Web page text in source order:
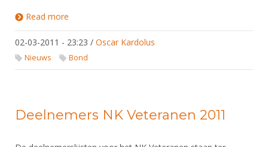
Read more
02-03-2011 - 23:23 / Oscar Kardolus
Nieuws Bond
Deelnemers NK Veteranen 2011